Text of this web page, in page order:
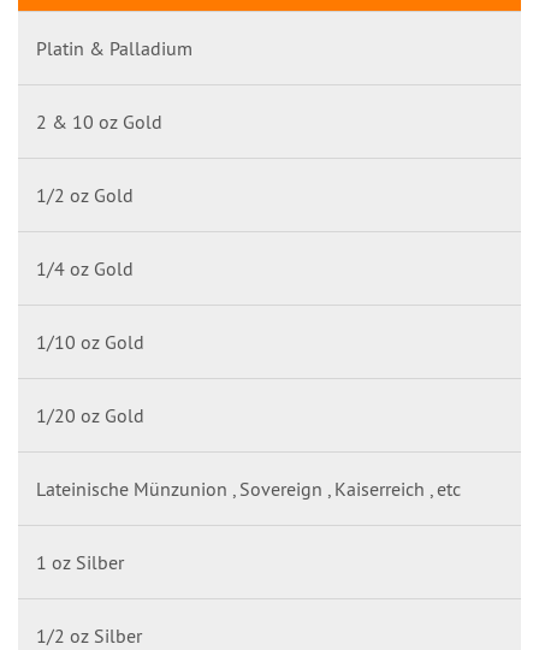
Platin & Palladium
2 & 10 oz Gold
1/2 oz Gold
1/4 oz Gold
1/10 oz Gold
1/20 oz Gold
Lateinische Münzunion , Sovereign , Kaiserreich , etc
1 oz Silber
1/2 oz Silber